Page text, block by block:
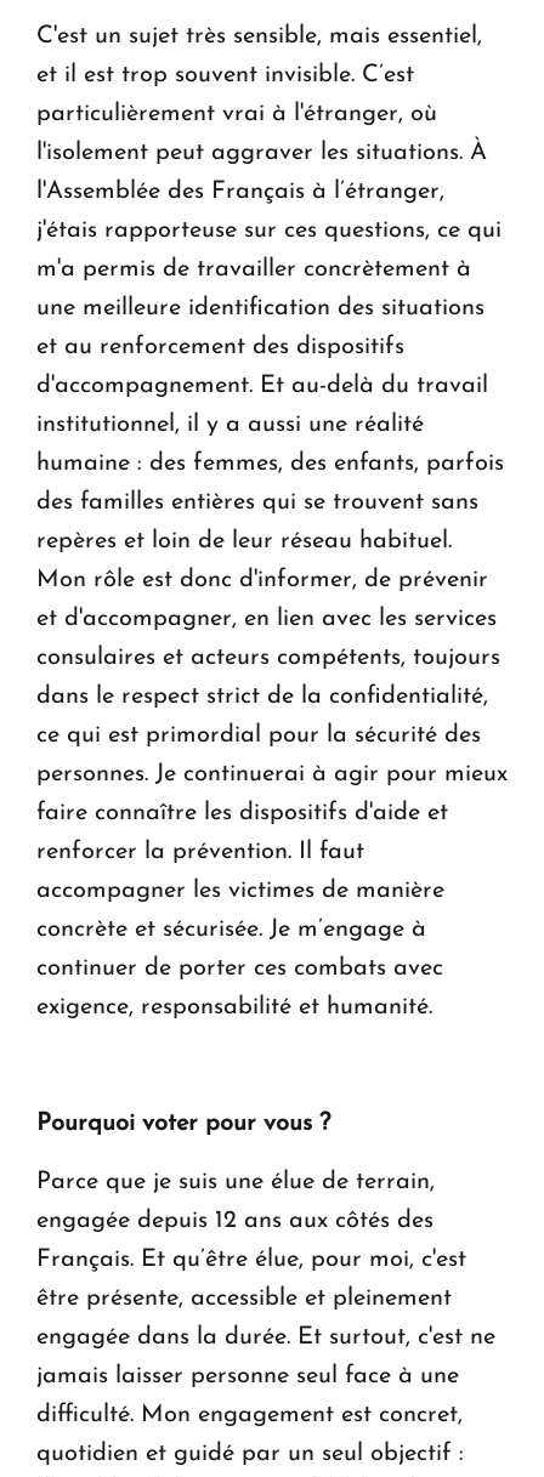
C'est un sujet très sensible, mais essentiel,
et il est trop souvent invisible. C’est
particulièrement vrai à l'étranger, où
l'isolement peut aggraver les situations. À
l'Assemblée des Français à l’étranger,
j'étais rapporteuse sur ces questions, ce qui
m'a permis de travailler concrètement à
une meilleure identification des situations
et au renforcement des dispositifs
d'accompagnement. Et au-delà du travail
institutionnel, il y a aussi une réalité
humaine : des femmes, des enfants, parfois
des familles entières qui se trouvent sans
repères et loin de leur réseau habituel.
Mon rôle est donc d'informer, de prévenir
et d'accompagner, en lien avec les services
consulaires et acteurs compétents, toujours
dans le respect strict de la confidentialité,
ce qui est primordial pour la sécurité des
personnes. Je continuerai à agir pour mieux
faire connaître les dispositifs d'aide et
renforcer la prévention. Il faut
accompagner les victimes de manière
concrète et sécurisée. Je m’engage à
continuer de porter ces combats avec
exigence, responsabilité et humanité.
Pourquoi voter pour vous ?
Parce que je suis une élue de terrain,
engagée depuis 12 ans aux côtés des
Français. Et qu’être élue, pour moi, c'est
être présente, accessible et pleinement
engagée dans la durée. Et surtout, c'est ne
jamais laisser personne seul face à une
difficulté. Mon engagement est concret,
quotidien et guidé par un seul objectif :